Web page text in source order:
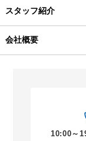
スタッフ紹介
会社概要
10:00～